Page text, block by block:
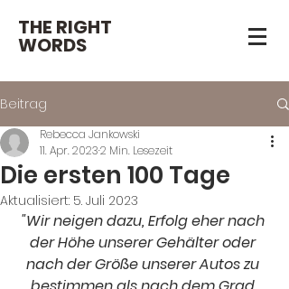
THE RIGHT
WORDS
Beitrag
Die ersten 100 Tage
Rebecca Jankowski
11. Apr. 20232 Min. Lesezeit
Aktualisiert: 5. Juli 2023
"Wir neigen dazu, Erfolg eher nach
der Höhe unserer Gehälter oder
nach der Größe unserer Autos zu